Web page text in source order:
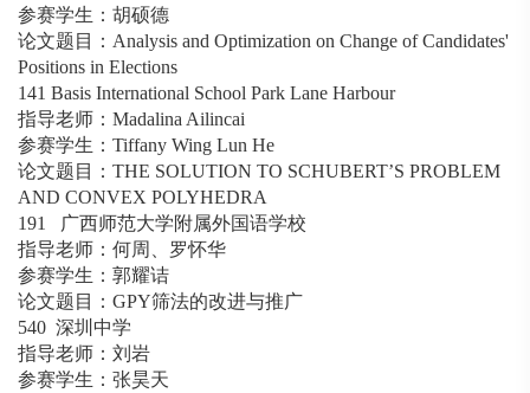
参赛学生：胡硕德
论文题目：Analysis and Optimization on Change of Candidates'
Positions in Elections
141 Basis International School Park Lane Harbour
指导老师：Madalina Ailincai
参赛学生：Tiffany Wing Lun He
论文题目：THE SOLUTION TO SCHUBERT’S PROBLEM
AND CONVEX POLYHEDRA
191 广西师范大学附属外国语学校
指导老师：何周、罗怀华
参赛学生：郭耀诘
论文题目：GPY筛法的改进与推广
540 深圳中学
指导老师：刘岩
参赛学生：张昊天